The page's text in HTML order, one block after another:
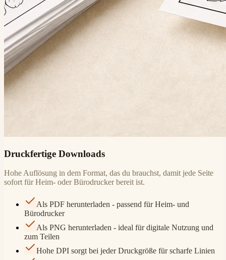
Druckfertige Downloads
Hohe Auflösung in dem Format, das du brauchst, damit jede Seite
sofort für Heim- oder Bürodrucker bereit ist.
Als PDF herunterladen - passend für Heim- und
Bürodrucker
Als PNG herunterladen - ideal für digitale Nutzung und
zum Teilen
Hohe DPI sorgt bei jeder Druckgröße für scharfe Linien